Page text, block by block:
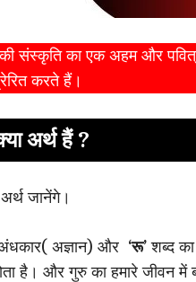
की संस्कृति का एक अहम और
करते हैं।
अर्थ हैं ?
जानेंगे।
अज्ञान) और ‘रू’ शब्द
है। और गुरु का हमारे जीवन में